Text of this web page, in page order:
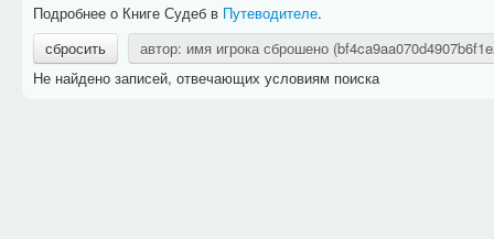
Подробнее о Книге Судеб в Путеводителе.
сбросить
автор: имя игрока сброшено
Не найдено записей, отвечающих условиям поиска